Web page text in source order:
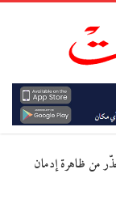
من ظاهرة إدمان